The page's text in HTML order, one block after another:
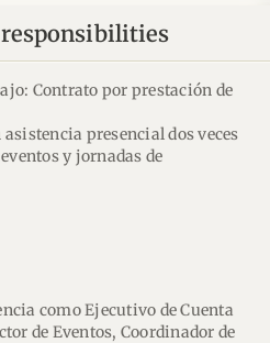
Contrato por prestación de
presencial dos veces
y jornadas de
como Ejecutivo de Cuenta
de Eventos, Coordinador de